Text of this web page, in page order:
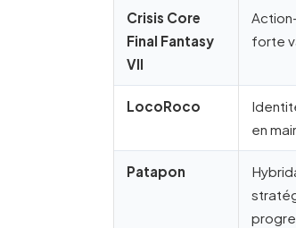
Crisis Core
Final Fantasy
VII
forte
LocoRoco
en
Patapon